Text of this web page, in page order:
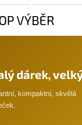
VÝBĚR
dárek,
kompaktní, skvělá